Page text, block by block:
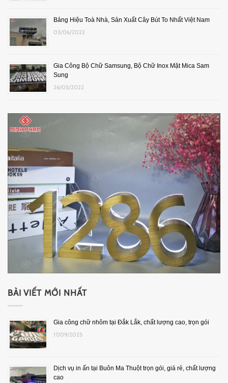
Bảng Hiệu Toà Nhà, Sản Xuất Cây Bút To Nhất Việt Nam
03/06/2022
Gia Công Bộ Chữ Samsung, Bộ Chữ Inox Mặt Mica Sam
Sung
26/05/2022
BÀI VIẾT MỚI NHẤT
Gia công chữ nhôm tại Đắk Lắk, chất lượng cao, trọn gói
17/09/2025
Dịch vụ in ấn tại Buôn Ma Thuột trọn gói, giá rẻ, chất lượng
cao